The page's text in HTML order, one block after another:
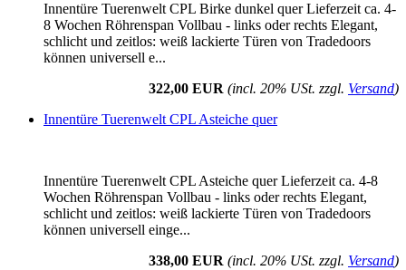
Innentüre Tuerenwelt CPL Birke dunkel quer Lieferzeit ca. 4-
8 Wochen Röhrenspan Vollbau - links oder rechts Elegant,
schlicht und zeitlos: weiß lackierte Türen von Tradedoors
können universell e...
322,00 EUR (incl. 20% USt. zzgl. Versand)
Innentüre Tuerenwelt CPL Asteiche quer
Innentüre Tuerenwelt CPL Asteiche quer Lieferzeit ca. 4-8
Wochen Röhrenspan Vollbau - links oder rechts Elegant,
schlicht und zeitlos: weiß lackierte Türen von Tradedoors
können universell einge...
338,00 EUR (incl. 20% USt. zzgl. Versand)